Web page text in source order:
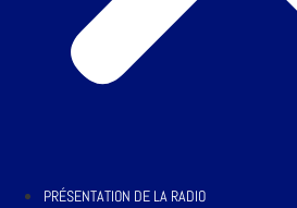
PRÉSENTATION DE LA RADIO